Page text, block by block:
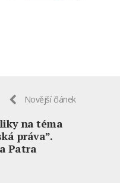
Novější článek
na téma
práva”.
Patra